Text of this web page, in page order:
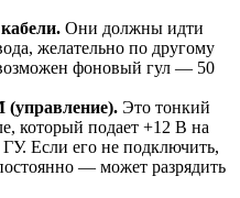
Они должны идти
желательно по другому
фоновый гул — 50
(управление). Это тонкий
который подает +12 В на
Если его не подключить,
— может разрядить